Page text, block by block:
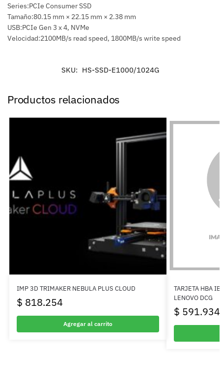
Series:PCIe Consumer SSD
Tamaño:80.15 mm × 22.15 mm × 2.38 mm
USB:PCIe Gen 3 x 4, NVMe
Velocidad:2100MB/s read speed, 1800MB/s write speed
SKU: HS-SSD-E1000/1024G
Productos relacionados
IMP 3D TRIMAKER NEBULA PLUS CLOUD
$ 818.254
Agregar al carrito
TARJETA HBA
LENOVO DCG
$ 591.934